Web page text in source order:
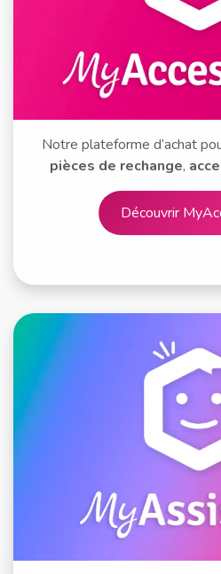
Notre plateforme d’achat
pièces de rechange,
Découvrir